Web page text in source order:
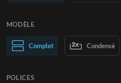
Normal Large
MODÈLE
Complet Condensé
POLICES